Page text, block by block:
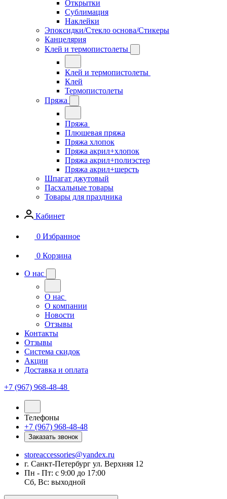
Открытки
Сублимация
Наклейки
Эпоксидки/Стекло основа/Стикеры
Канцелярия
Клей и термопистолеты
Клей и термопистолеты
Клей
Термопистолеты
Пряжа
Пряжа
Плюшевая пряжа
Пряжа хлопок
Пряжа акрил+хлопок
Пряжа акрил+полиэстер
Пряжа акрил+шерсть
Шпагат джутовый
Пасхальные товары
Товары для праздника
Кабинет
0 Избранное
0 Корзина
О нас
О нас
О компании
Новости
Отзывы
Контакты
Отзывы
Система скидок
Акции
Доставка и оплата
+7 (967) 968-48-48
Телефоны
+7 (967) 968-48-48
Заказать звонок
storeaccessories@yandex.ru
г. Санкт-Петербург ул. Верхняя 12
Пн - Пт: с 9:00 до 17:00
Сб, Вс: выходной